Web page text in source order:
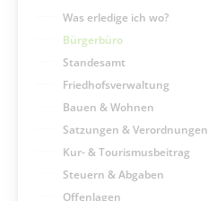
Was erledige ich wo?
Bürgerbüro
Standesamt
Friedhofsverwaltung
Bauen & Wohnen
Satzungen & Verordnungen
Kur- & Tourismusbeitrag
Steuern & Abgaben
Offenlagen